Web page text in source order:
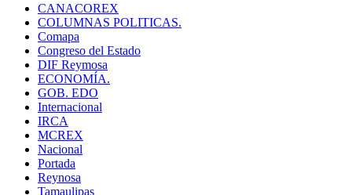
CANACOREX
COLUMNAS POLITICAS.
Comapa
Congreso del Estado
DIF Reymosa
ECONOMÍA.
GOB. EDO
Internacional
IRCA
MCREX
Nacional
Portada
Reynosa
Tamaulipas